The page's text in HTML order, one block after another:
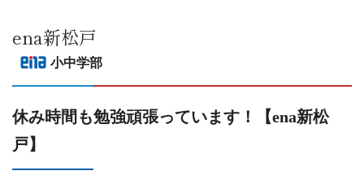
ena新松戸
小中学部
休み時間も勉強頑張っています！【ena新松
戸】